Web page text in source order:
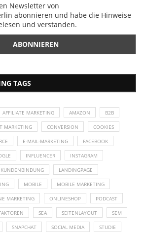
Newsletter von
abonnieren und habe die Hinweise
und verstanden.
TAGS
AFFILIATE MARKETING AMAZON B2B
MARKETING CONVERSION COOKIES
E-MAIL-MARKETING FACEBOOK
INFLUENCER INSTAGRAM
KUNDENBINDUNG LANDINGPAGE
MOBILE MOBILE MARKETING
MARKETING ONLINESHOP PODCAST
SEA SEITENLAYOUT SEM
SNAPCHAT SOCIAL MEDIA STUDIE